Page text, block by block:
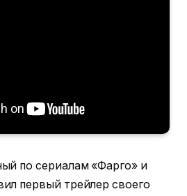
по сериалам «Фарго» и
первый трейлер своего